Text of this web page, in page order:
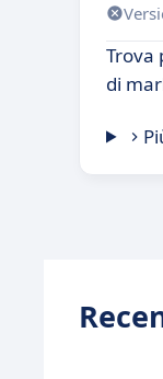
Trova
di